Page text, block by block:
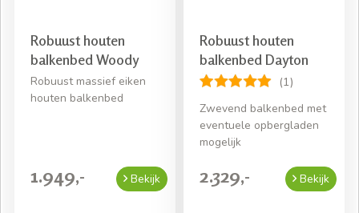
Robuust houten
balkenbed Woody
Robuust massief eiken
houten balkenbed
1.949,- Bekijk
Robuust houten
balkenbed Dayton
(1)
Zwevend balkenbed met
eventuele opbergladen
mogelijk
2.329,- Bekijk